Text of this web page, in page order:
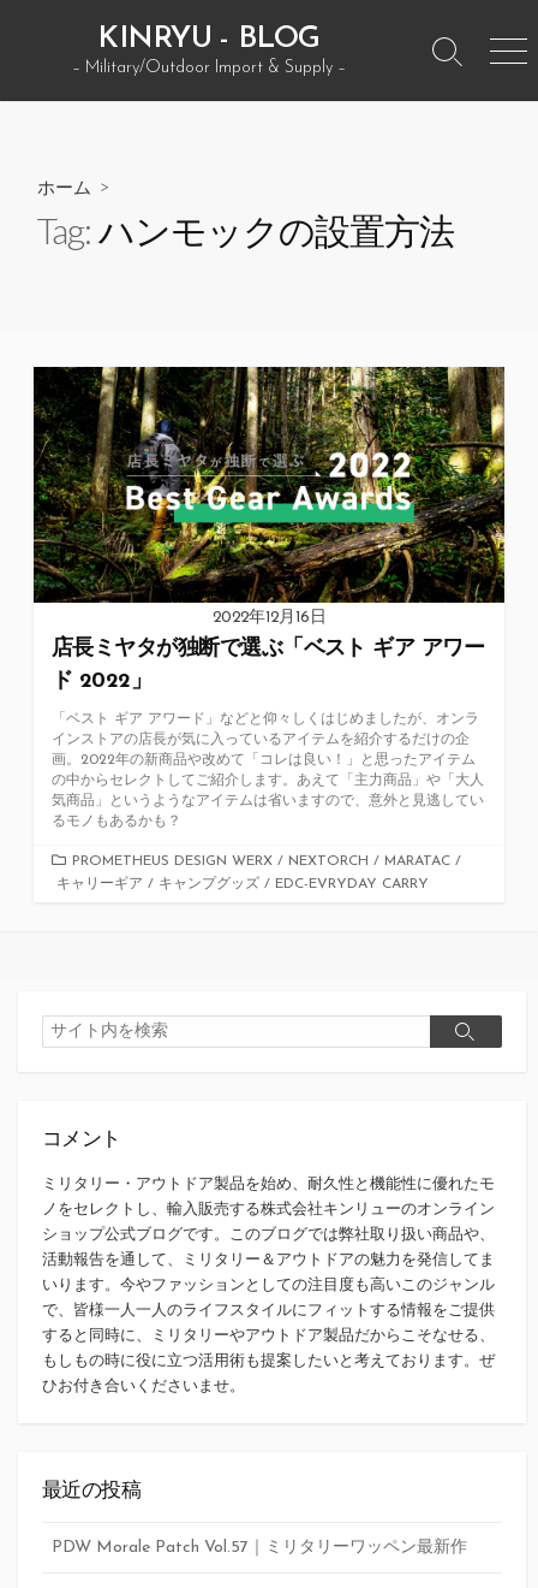
ン
KINRYU - BLOG
– Military/Outdoor Import & Supply –
検
メ
ホーム >
Tag:ハンモックの設置方法
2022年12月16日
店長ミヤタが独断で選ぶ「ベスト ギア アワー
ド 2022」
「ベスト ギア アワード」などと仰々しくはじめましたが、オンラ
インストアの店長が気に入っているアイテムを紹介するだけの企
画。2022年の新商品や改めて「コレは良い！」と思ったアイテム
の中からセレクトしてご紹介します。あえて「主力商品」や「大人
気商品」というようなアイテムは省いますので、意外と見逃してい
るモノもあるかも？
カ
テ
PROMETHEUS DESIGN WERX / NEXTORCH / MARATAC /
キャリーギア / キャンプグッズ / EDC-EVRYDAY CARRY
検
索
検
コメント
ミリタリー・アウトドア製品を始め、耐久性と機能性に優れたモ
ノをセレクトし、輸入販売する株式会社キンリューのオンライン
ショップ公式ブログです。このブログでは弊社取り扱い商品や、
活動報告を通して、ミリタリー＆アウトドアの魅力を発信してま
いります。今やファッションとしての注目度も高いこのジャンル
で、皆様一人一人のライフスタイルにフィットする情報をご提供
すると同時に、ミリタリーやアウトドア製品だからこそなせる、
もしもの時に役に立つ活用術も提案したいと考えております。ぜ
ひお付き合いくださいませ。
最近の投稿
PDW Morale Patch Vol.57｜ミリタリーワッペン最新作